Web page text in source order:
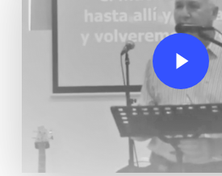
Play Video